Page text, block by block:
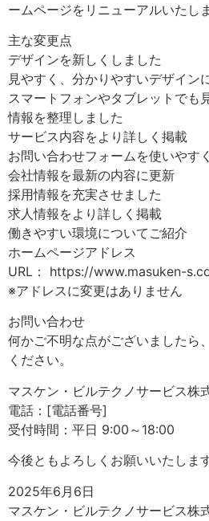
ームページをリニューアルいたし
主な変更点
デザインを新しくしました
見やすく、分かりやすいデザイン
スマートフォンやタブレットでも
情報を整理しました
サービス内容をより詳しく掲載
お問い合わせフォームを使いやす
会社情報を最新の内容に更新
採用情報を充実させました
求人情報をより詳しく掲載
働きやすい環境についてご紹介
ホームページアドレス
URL： https://www.masuken-
※アドレスに変更はありません
お問い合わせ
何かご不明な点がございましたら
ください。
マスケン・ビルテクノサービス株
電話：[電話番号]
受付時間：平日 9:00～18:00
今後ともよろしくお願いいたします
2025年6月6日
マスケン・ビルテクノサービス株